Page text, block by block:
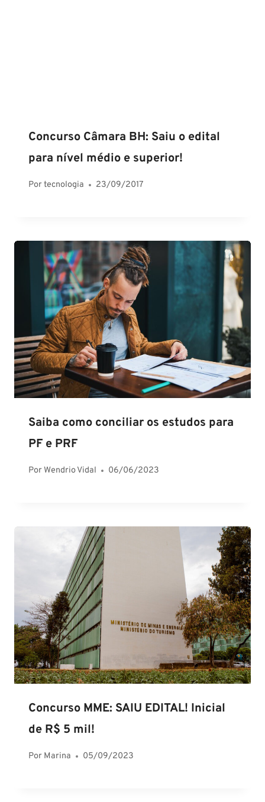
Concurso Câmara BH: Saiu o edital
para nível médio e superior!
Portecnologia 23/09/2017
Saiba como conciliar os estudos para
PF e PRF
PorWendrio Vidal 06/06/2023
Concurso MME: SAIU EDITAL! Inicial
de R$ 5 mil!
Por Marina 05/09/2023